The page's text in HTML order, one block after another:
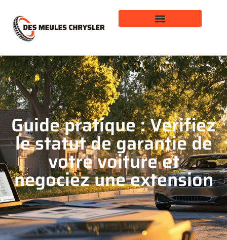
Guide pratique : Verifiez
le statut de garantie de
votre voiture et
negociez une extension